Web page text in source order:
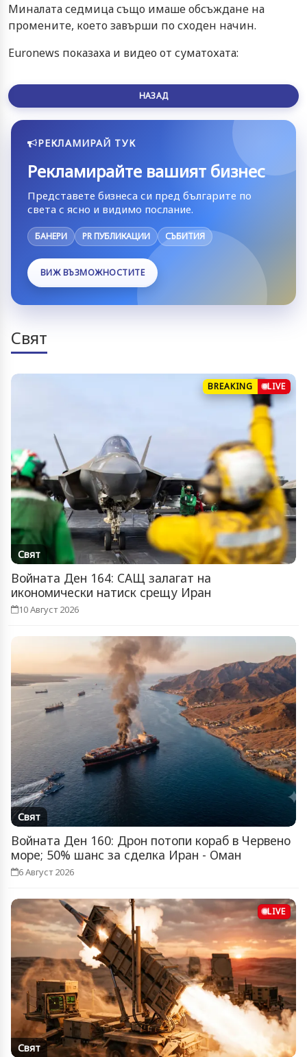
Миналата седмица също имаше обсъждане на
промените, което завърши по сходен начин.
Euronews показаха и видео от суматохата:
НАЗАД
РЕКЛАМИРАЙ ТУК
Рекламирайте вашият бизнес
Представете бизнеса си пред българите по
света с ясно и видимо послание.
БАНЕРИ PR ПУБЛИКАЦИИ СЪБИТИЯ
ВИЖ ВЪЗМОЖНОСТИТЕ
Свят
BREAKING LIVE
Свят
Войната Ден 164: САЩ залагат на
икономически натиск срещу Иран
10 Август 2026
Свят
Войната Ден 160: Дрон потопи кораб в Червено
море; 50% шанс за сделка Иран - Оман
6 Август 2026
LIVE
Свят